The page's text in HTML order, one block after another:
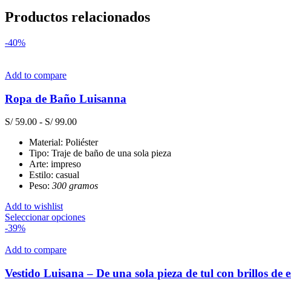
Productos relacionados
-40%
Add to compare
Ropa de Baño Luisanna
S/59.00 - S/99.00Rango
precios:
desde
S/ 59.00
hasta
S/ 99.00
Material: Poliéster
Tipo: Traje de baño de una sola pieza
Arte: impreso
Estilo: casual
Peso: 300 gramos
Add to wishlist
Seleccionar opcionesEste
Las
opciones
-39%
Add to compare
Vestido Luisana – De una sola pieza de tul con brillos de